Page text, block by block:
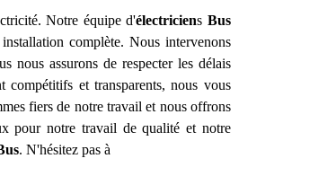
Notre équipe d'électriciens Bus
complète. Nous intervenons
nous assurons de respecter les délais
compétitifs et transparents, nous vous
fiers de notre travail et nous offrons
pour notre travail de qualité et notre
. N'hésitez pas à